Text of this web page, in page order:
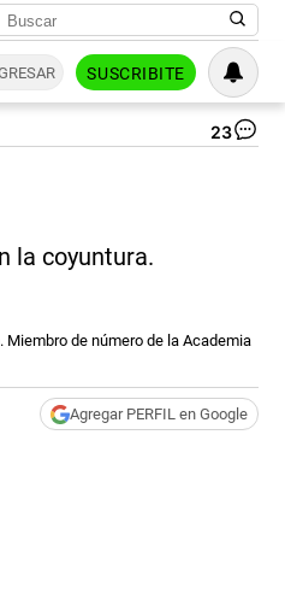
SUSCRIBITE
23
la coyuntura.
de número de la Academia
Agregar PERFIL en Google